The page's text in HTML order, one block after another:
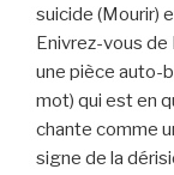
suicide (Mourir)
Enivrez-vous de
une pièce auto-
mot) qui est en
chante comme
signe de la